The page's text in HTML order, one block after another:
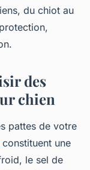
du chiot au
des
chien
pattes de votre
constituent une
le sel de